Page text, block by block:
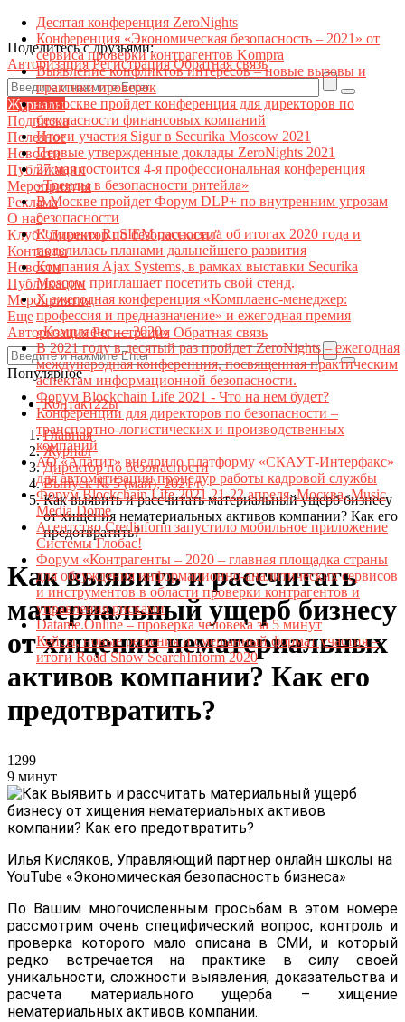
Поделитесь с друзьями:
АвторизацияРегистрацияОбратная связь
Журналы
Подписка
Полезное
Новости
Публикации
Мероприятия
Реклама
О нас
Клуб "Директор по безопасности"
Контакты
Новости
Публикации
Мероприятия
Еще
АвторизацияРегистрация Обратная связь
Популярное
Десятая конференция ZeroNights
Конференция «Экономическая безопасность – 2021» от
сервиса проверки контрагентов Kompra
Выявление конфликтов интересов – новые вызовы и
практики проверок
В Москве пройдет конференция для директоров по
безопасности финансовых компаний
Итоги участия Sigur в Securika Moscow 2021
Первые утвержденные доклады ZeroNights 2021
27 мая состоится 4-я профессиональная конференция
«Тренды в безопасности ритейла»
В Москве пройдет Форум DLP+ по внутренним угрозам
безопасности
Компания RuSIEM рассказала об итогах 2020 года и
поделилась планами дальнейшего развития
Компания Ajax Systems, в рамках выставки Securika
Moscow приглашает посетить свой стенд.
X ежегодная конференция «Комплаенс-менеджер:
профессия и предназначение» и ежегодная премия
«Комплаенс — 2020»
В 2021 году в десятый раз пройдет ZeroNights – ежегодная
международная конференция, посвященная практическим
аспектам информационной безопасности.
Форум Blockchain Life 2021 - Что на нем будет?
Конференции для директоров по безопасности –
транспортно-логистических и производственных
компаний
АО «Апатит» внедрило платформу «СКАУТ-Интерфакс»
для автоматизации процедур работы кадровой службы
Форум Blockchain Life 2021 21-22 апреля, Москва, Music
Media Dome
Агентство Credinform запустило мобильное приложение
Системы Глобас!
Форум «Контрагенты – 2020 – главная площадка страны
для обсуждения информационно-аналитических сервисов
и инструментов в области проверки контрагентов и
управления рисками
Datame.Online – проверка человека за 5 минут
Кейсы, новые решения и смешанный формат участия –
итоги Road Show SearchInform 2020
Контакт22ы
Главная
Журнал
Директор по безопасности
Выпуск № 5 (май), 2021 г.
Как выявить и рассчитать материальный ущерб бизнесу
от хищения нематериальных активов компании? Как его
предотвратить?
Как выявить и рассчитать
материальный ущерб бизнесу
от хищения нематериальных
активов компании? Как его
предотвратить?
1299
9 минут
Илья Кисляков, Управляющий партнер онлайн школы на
YouTube «Экономическая безопасность бизнеса»
По Вашим многочисленным просьбам в этом номере
рассмотрим очень специфический вопрос, контроль и
проверка которого мало описана в СМИ, и который
редко встречается на практике в силу своей
уникальности, сложности выявления, доказательства и
расчета материального ущерба – хищение
нематериальных активов компании.